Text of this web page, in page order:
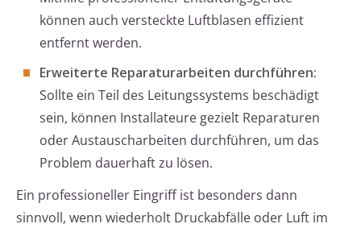
können auch versteckte Luftblasen effizient
entfernt werden.
Erweiterte Reparaturarbeiten durchführen:
Sollte ein Teil des Leitungssystems beschädigt
sein, können Installateure gezielt Reparaturen
oder Austauscharbeiten durchführen, um das
Problem dauerhaft zu lösen.
Ein professioneller Eingriff ist besonders dann
sinnvoll, wenn wiederholt Druckabfälle oder Luft im